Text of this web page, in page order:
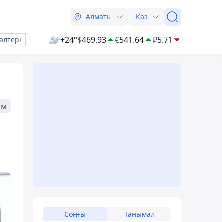
Алматы Қаз
+24°$469.93 €541.64 ₽5.71
Соңғы Танымал